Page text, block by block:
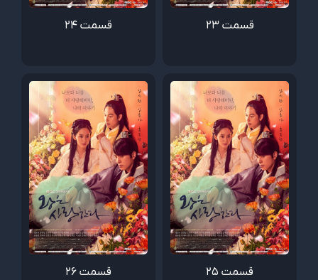
قسمت 23 قسمت 24
قسمت 25 قسمت 26